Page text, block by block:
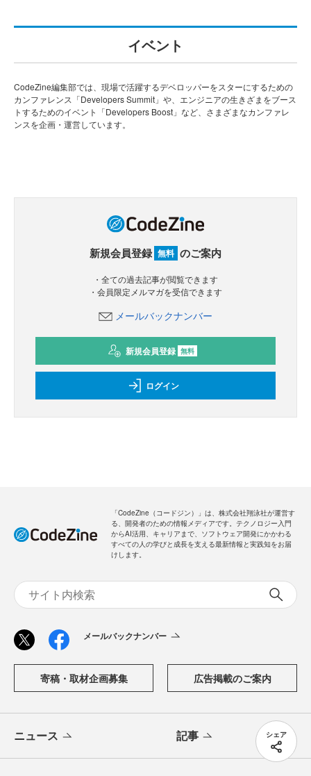
シェア
イベント
CodeZine編集部では、現場で活躍するデベロッパーをスターにするための
カンファレンス「Developers Summit」や、エンジニアの生きざまをブース
トするためのイベント「Developers Boost」など、さまざまなカンファレ
ンスを企画・運営しています。
新規会員登録 無料
ログイン
からAI活用、キャリアまで、ソフトウェア開発にかかわる
すべての人の学びと成長を支える最新情報と実践知をお届